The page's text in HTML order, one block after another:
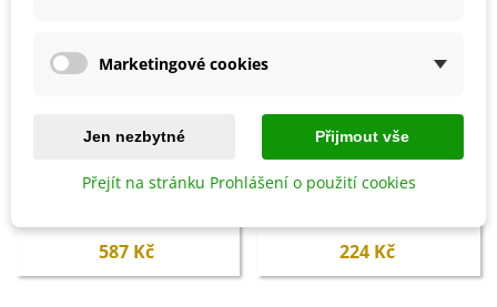
587 Kč
Přidat do košíku
224 Kč
Marketingové cookies
Jen nezbytné Přijmout vše
Přejít na stránku Prohlášení o použití cookies